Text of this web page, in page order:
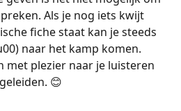
Als je nog iets kwijt
fiche staat kan je steeds
naar het kamp komen.
met plezier naar je luisteren
😊